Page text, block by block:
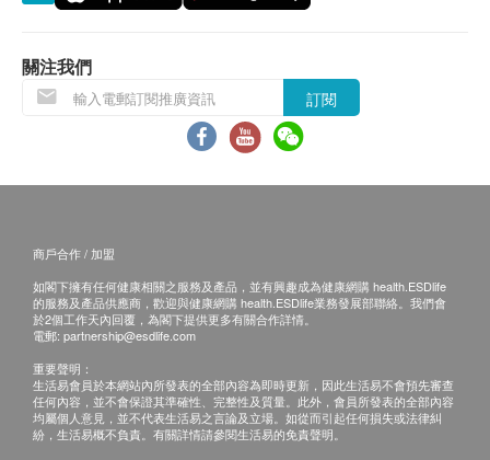
基本健康評估
五官科檢查：眼耳鼻口舌
血脂
總膽固醇
三酸甘油脂
高密度脂蛋白膽固醇
低密度脂蛋白膽固醇
2. 預留E-mail，醫療中心會在報告完成後發送至
3. 預留郵寄地址，醫療中心會在報告完成後郵
寄，郵費到付（可送到港澳地區）
體檢報告完成後可預約醫生講解報告，客戶可選
1. 電話講解：需至少提前1個工作日預約具體時間
2. 當面講解：需至少提前1個工作日預約具體時間
（聯絡電話：+86-0755-83117954、+86-0755-
體檢客戶在約定時間到醫療中心聼醫生當面講解。
如預約當面講解，以下地點可供選擇：
地址：深圳市梅林街道梅亭路1號4棟深圳市福
關注我們
訂閱
商戶合作 / 加盟
如閣下擁有任何健康相關之服務及產品，並有興趣成為健康網購 health.ESDlife
的服務及產品供應商，歡迎與健康網購 health.ESDlife業務發展部聯絡。我們會
於2個工作天內回覆，為閣下提供更多有關合作詳情。
電郵: partnership@esdlife.com
重要聲明：
生活易會員於本網站內所發表的全部內容為即時更新，因此生活易不會預先審查
任何內容，並不會保證其準確性、完整性及質量。此外，會員所發表的全部內容
均屬個人意見，並不代表生活易之言論及立場。如從而引起任何損失或法律糾
紛，生活易概不負責。有關詳情請參閱生活易的免責聲明。